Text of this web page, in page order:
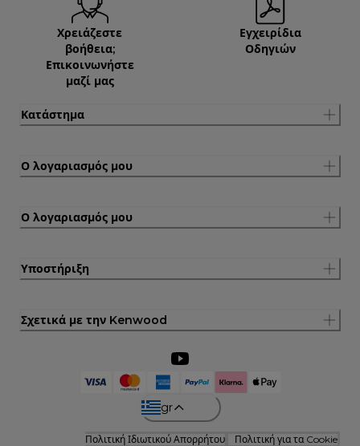
Χρειάζεστε
βοήθεια;
Επικοινωνήστε
μαζί μας
Εγχειρίδια
Οδηγιών
Κατάστημα
Ο λογαριασμός μου
Ο λογαριασμός μου
Υποστήριξη
Σχετικά με την Kenwood
gr
Πολιτική Ιδιωτικού Απορρήτου Πολιτική για τα Cookie